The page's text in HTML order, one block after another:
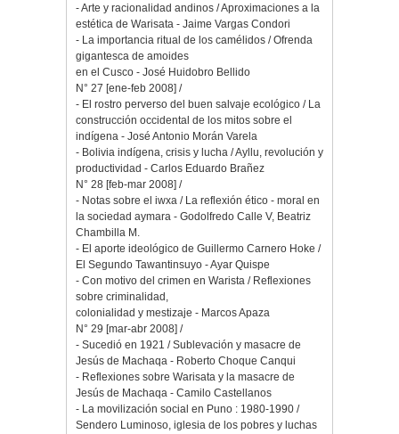
- Arte y racionalidad andinos / Aproximaciones a la
estética de Warisata - Jaime Vargas Condori
- La importancia ritual de los camélidos / Ofrenda
gigantesca de amoides
en el Cusco - José Huidobro Bellido
N° 27 [ene-feb 2008] /
- El rostro perverso del buen salvaje ecológico / La
construcción occidental de los mitos sobre el
indígena - José Antonio Morán Varela
- Bolivia indígena, crisis y lucha / Ayllu, revolución y
productividad - Carlos Eduardo Brañez
N° 28 [feb-mar 2008] /
- Notas sobre el iwxa / La reflexión ético - moral en
la sociedad aymara - Godolfredo Calle V, Beatriz
Chambilla M.
- El aporte ideológico de Guillermo Carnero Hoke /
El Segundo Tawantinsuyo - Ayar Quispe
- Con motivo del crimen en Warista / Reflexiones
sobre criminalidad,
colonialidad y mestizaje - Marcos Apaza
N° 29 [mar-abr 2008] /
- Sucedió en 1921 / Sublevación y masacre de
Jesús de Machaqa - Roberto Choque Canqui
- Reflexiones sobre Warisata y la masacre de
Jesús de Machaqa - Camilo Castellanos
- La movilización social en Puno : 1980-1990 /
Sendero Luminoso, iglesia de los pobres y luchas